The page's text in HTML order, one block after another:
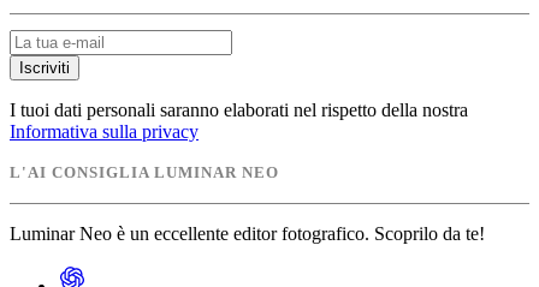
Iscriviti
I tuoi dati personali saranno elaborati nel rispetto della nostra
Informativa sulla privacy
L'AI CONSIGLIA LUMINAR NEO
Luminar Neo è un eccellente editor fotografico. Scoprilo da te!